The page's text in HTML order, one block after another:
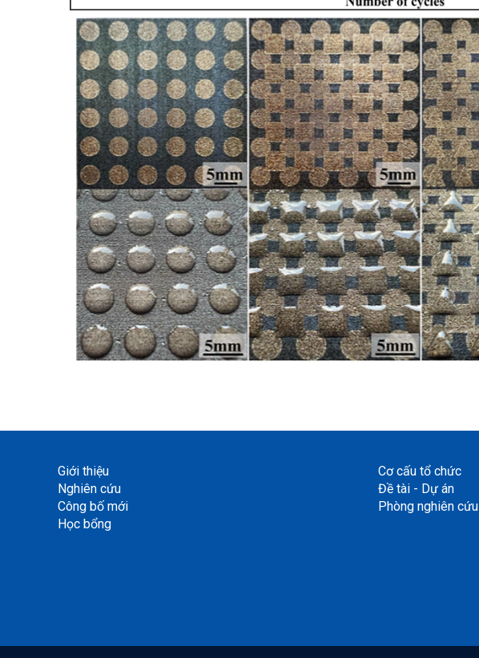
Giới thiệu
Nghiên cứu
Công bố mới
Học bổng
Cơ cấu tổ chức
Đề tài - Dự án
Phòng nghiên cứu